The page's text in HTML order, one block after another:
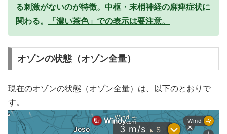
る刺激がないのが特徴。中枢・末梢神経の麻痺症状に
関わる。
「濃い茶色」での表示は要注意。
オゾンの状態（オゾン全量）
現在のオゾンの状態（オゾン全量）は、以下のとおりで
す。